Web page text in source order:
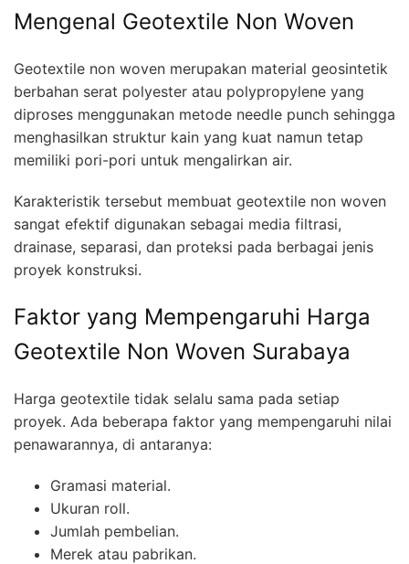
Mengenal Geotextile Non Woven
Geotextile non woven merupakan material geosintetik
berbahan serat polyester atau polypropylene yang
diproses menggunakan metode needle punch sehingga
menghasilkan struktur kain yang kuat namun tetap
memiliki pori-pori untuk mengalirkan air.
Karakteristik tersebut membuat geotextile non woven
sangat efektif digunakan sebagai media filtrasi,
drainase, separasi, dan proteksi pada berbagai jenis
proyek konstruksi.
Faktor yang Mempengaruhi Harga
Geotextile Non Woven Surabaya
Harga geotextile tidak selalu sama pada setiap
proyek. Ada beberapa faktor yang mempengaruhi nilai
penawarannya, di antaranya:
Gramasi material.
Ukuran roll.
Jumlah pembelian.
Merek atau pabrikan.